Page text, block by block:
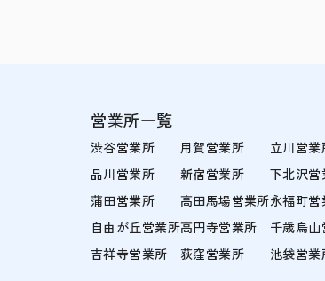
営業所一覧
渋谷営業所
品川営業所
蒲田営業所
自由が丘営業所
吉祥寺営業所
用賀営業所
新宿営業所
高田馬場営業所
高円寺営業所
荻窪営業所
立川営業
下北沢営
永福町営
千歳烏山
池袋営業